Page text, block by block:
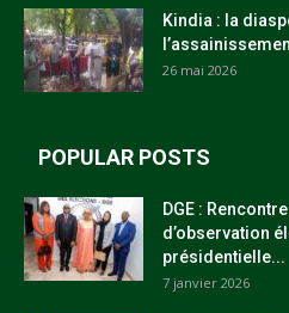
Kindia : la
26 mai 2026
POPULAR POSTS
DGE :
d’observation
présidentielle...
7 janvier 2026